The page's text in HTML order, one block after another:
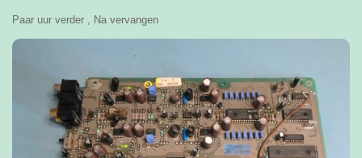
Paar uur verder , Na vervangen